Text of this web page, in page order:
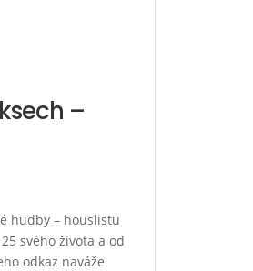
–
hudby – houslistu
svého života a od
odkaz naváže